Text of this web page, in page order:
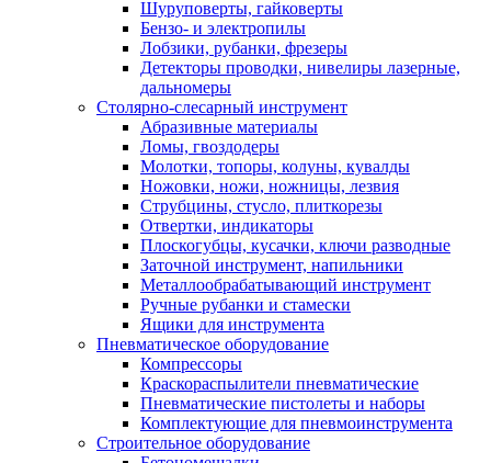
Шуруповерты, гайковерты
Бензо- и электропилы
Лобзики, рубанки, фрезеры
Детекторы проводки, нивелиры лазерные,
дальномеры
Столярно-слесарный инструмент
Абразивные материалы
Ломы, гвоздодеры
Молотки, топоры, колуны, кувалды
Ножовки, ножи, ножницы, лезвия
Струбцины, стусло, плиткорезы
Отвертки, индикаторы
Плоскогубцы, кусачки, ключи разводные
Заточной инструмент, напильники
Металлообрабатывающий инструмент
Ручные рубанки и стамески
Ящики для инструмента
Пневматическое оборудование
Компрессоры
Краскораспылители пневматические
Пневматические пистолеты и наборы
Комплектующие для пневмоинструмента
Строительное оборудование